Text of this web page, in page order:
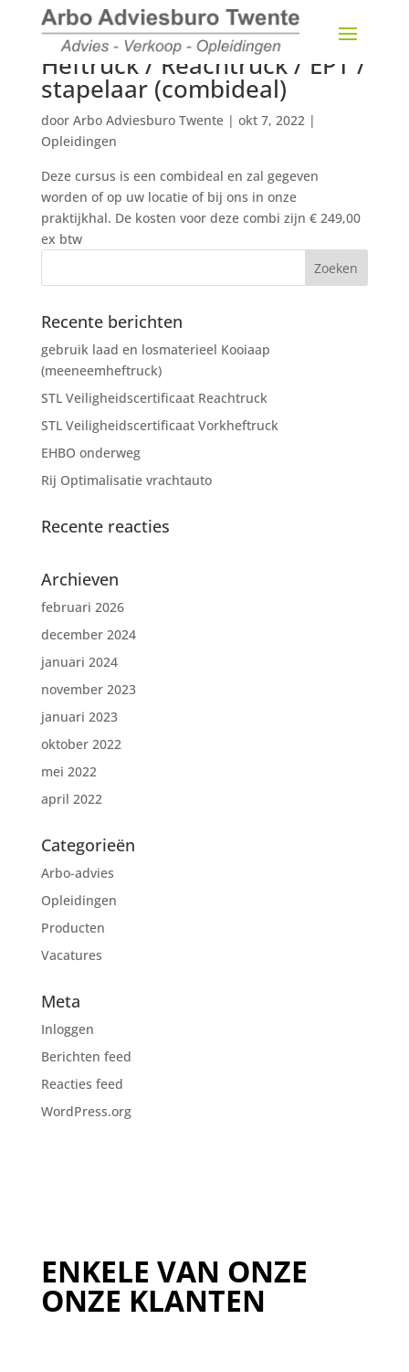
Heftruck / Reachtruck / EPT /
stapelaar (combideal)
door Arbo Adviesburo Twente| okt 7, 2022|
Opleidingen
Deze cursus is een combideal en zal gegeven
worden of op uw locatie of bij ons in onze
praktijkhal. De kosten voor deze combi zijn € 249,00
ex btw
Recente berichten
gebruik laad en losmaterieel Kooiaap
(meeneemheftruck)
STL Veiligheidscertificaat Reachtruck
STL Veiligheidscertificaat Vorkheftruck
EHBO onderweg
Rij Optimalisatie vrachtauto
Recente reacties
Archieven
februari 2026
december 2024
januari 2024
november 2023
januari 2023
oktober 2022
mei 2022
april 2022
Categorieën
Arbo-advies
Opleidingen
Producten
Vacatures
Meta
Inloggen
Berichten feed
Reacties feed
WordPress.org
ENKELE VAN ONZE
ONZE KLANTEN